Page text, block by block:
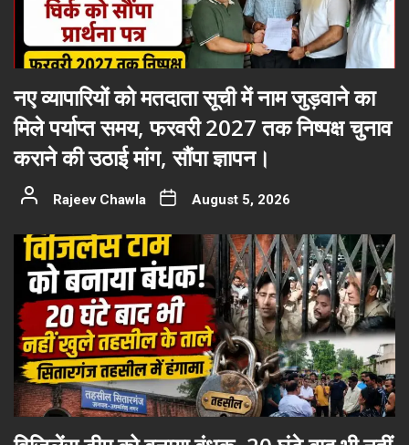
नए व्यापारियों को मतदाता सूची में नाम जुड़वाने का
मिले पर्याप्त समय, फरवरी 2027 तक निष्पक्ष चुनाव
कराने की उठाई मांग, सौंपा ज्ञापन।
Rajeev Chawla August 5, 2026